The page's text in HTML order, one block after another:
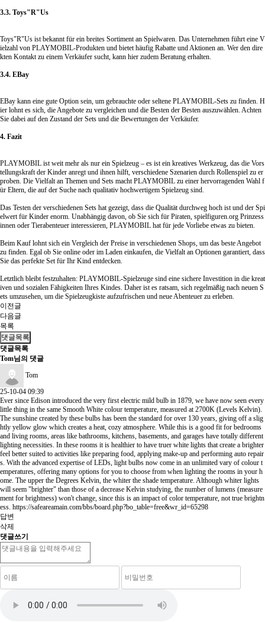
3.3. Toys"R"Us
Toys"R"Us ist bekannt für ein breites Sortiment an Spielwaren. Das Unternehmen führt eine V
ielzahl von PLAYMOBIL-Produkten und bietet häufig Rabatte und Aktionen an. Wer den dire
kten Kontakt zu einem Verkäufer sucht, kann hier zudem Beratung erhalten.
3.4. EBay
EBay kann eine gute Option sein, um gebrauchte oder seltene PLAYMOBIL-Sets zu finden. H
ier lohnt es sich, die Angebote zu vergleichen und die Besten der Besten auszuwählen. Achten
Sie dabei auf den Zustand der Sets und die Bewertungen der Verkäufer.
4. Fazit
PLAYMOBIL ist weit mehr als nur ein Spielzeug – es ist ein kreatives Werkzeug, das die Vors
tellungskraft der Kinder anregt und ihnen hilft, verschiedene Szenarien durch Rollenspiel zu er
proben. Die Vielfalt an Themen und Sets macht PLAYMOBIL zu einer hervorragenden Wahl f
ür Eltern, die auf der Suche nach qualitativ hochwertigem Spielzeug sind.
Das Testen der verschiedenen Sets hat gezeigt, dass die Qualität durchweg hoch ist und der Spi
elwert für Kinder enorm. Unabhängig davon, ob Sie sich für Piraten, spielfiguren.org Prinzess
innen oder Tierabenteuer interessieren, PLAYMOBIL hat für jede Vorliebe etwas zu bieten.
Beim Kauf lohnt sich ein Vergleich der Preise in verschiedenen Shops, um das beste Angebot
zu finden. Egal ob Sie online oder im Laden einkaufen, die Vielfalt an Optionen garantiert, dass
Sie das perfekte Set für Ihr Kind entdecken.
Letztlich bleibt festzuhalten: PLAYMOBIL-Spielzeuge sind eine sichere Investition in die kreat
iven und sozialen Fähigkeiten Ihres Kindes. Daher ist es ratsam, sich regelmäßig nach neuen S
ets umzusehen, um die Spielzeugkiste aufzufrischen und neue Abenteuer zu erleben.
이전글
다음글
목록
댓글목록
댓글목록
Tom님의 댓글
Tom
25-10-04 09:39
Ever since Edison introduced the very first electric mild bulb in 1879, we have now seen every
little thing in the same Smooth White colour temperature, measured at 2700K (Levels Kelvin).
The sunshine created by these bulbs has been the standard for over 130 years, giving off a slig
htly yellow glow which creates a heat, cozy atmosphere. While this is a good fit for bedrooms
and living rooms, areas like bathrooms, kitchens, basements, and garages have totally different
lighting necessities. In these rooms it is healthier to have truer white lights that create a brighter
feel better suited to activities like preparing food, applying make-up and performing auto repair
s. With the advanced expertise of LEDs, light bulbs now come in an unlimited vary of colour t
emperatures, offering many options for you to choose from when lighting the rooms in your h
ome. The upper the Degrees Kelvin, the whiter the shade temperature. Although whiter lights
will seem "brighter" than those of a decrease Kelvin studying, the number of lumens (measure
ment for brightness) won't change, since this is an impact of color temperature, not true brightn
ess. https://safeareamain.com/bbs/board.php?bo_table=free&wr_id=65298
답변
삭제
댓글쓰기